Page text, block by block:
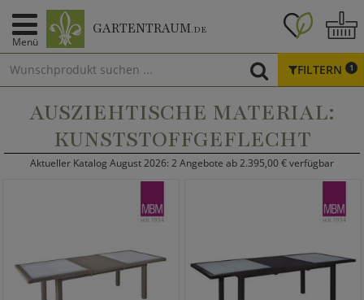
Menü
GARTENTRAUM.DE
FILTERN 1
AUSZIEHTISCHE MATERIAL:
KUNSTSTOFFGEFLECHT
Aktueller Katalog August 2026: 2 Angebote ab 2.395,00 € verfügbar